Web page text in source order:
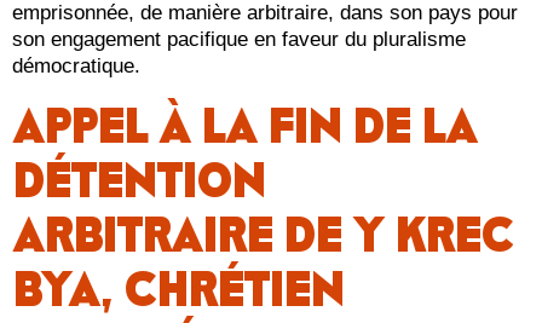
emprisonnée, de manière arbitraire, dans son pays pour
son engagement pacifique en faveur du pluralisme
démocratique.
APPEL À LA FIN DE LA
DÉTENTION
ARBITRAIRE DE Y KREC
BYA, CHRÉTIEN